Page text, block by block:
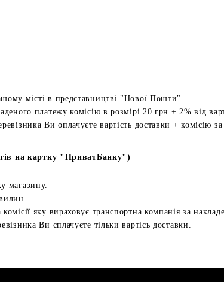
місті в представництві "Нової Пошти".
платежу комісію в розмірі 20 грн + 2% від
Ви оплачуєте вартість доставки + комісію
на картку "ПриватБанку")
магазину.
яку вираховує транспортна компанія за
Ви сплачуєте тільки вартісь доставки.